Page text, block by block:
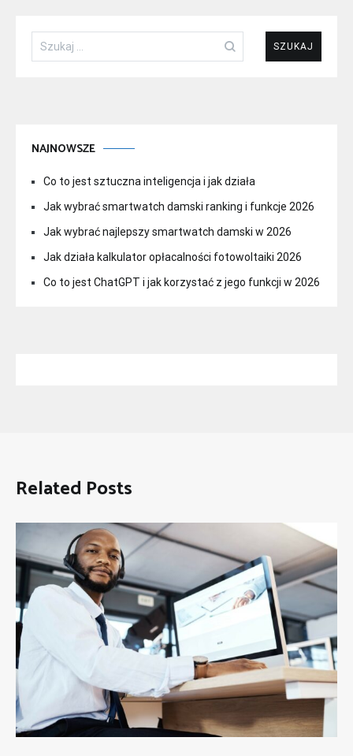
Szukaj:
NAJNOWSZE
Co to jest sztuczna inteligencja i jak działa
Jak wybrać smartwatch damski ranking i funkcje 2026
Jak wybrać najlepszy smartwatch damski w 2026
Jak działa kalkulator opłacalności fotowoltaiki 2026
Co to jest ChatGPT i jak korzystać z jego funkcji w 2026
Related Posts